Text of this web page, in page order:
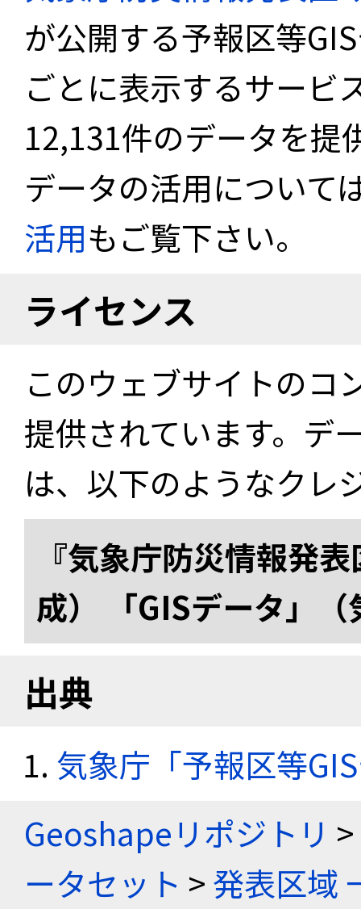
が公開する予報区等
ごとに表示するサービ
12,131件のデータを提
データの活用について
活用もご覧下さい。
ライセンス
このウェブサイトのコ
提供されています。デ
は、以下のようなクレ
『気象庁防災情報発
成） 「GISデータ」
出典
気象庁「予報区等
Geoshapeリポジトリ >
ータセット >発表区域